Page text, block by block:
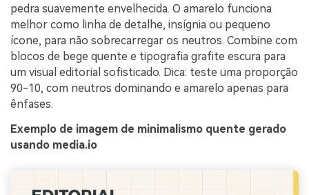
pedra suavemente envelhecida. O amarelo funciona
melhor como linha de detalhe, insígnia ou pequeno
ícone, para não sobrecarregar os neutros. Combine com
blocos de bege quente e tipografia grafite escura para
um visual editorial sofisticado. Dica: teste uma proporção
90-10, com neutros dominando e amarelo apenas para
ênfases.
Exemplo de imagem de minimalismo quente gerado
usando media.io